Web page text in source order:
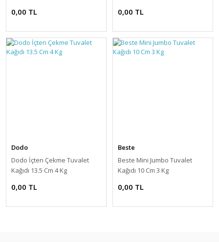
0,00 TL 0,00 TL
Dodo
Dodo İçten Çekme Tuvalet
Kağıdı 13.5 Cm 4 Kg
0,00 TL
Beste
Beste Mini Jumbo Tuvalet
Kağıdı 10 Cm 3 Kg
0,00 TL